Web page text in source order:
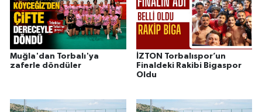
Muğla'dan Torbalı'ya
zaferle döndüler
İZTON Torbalıspor’un
Finaldeki Rakibi Bigaspor
Oldu